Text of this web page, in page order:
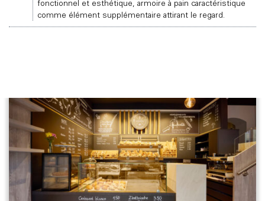
fonctionnel et esthétique, armoire à pain caractéristique
comme élément supplémentaire attirant le regard.